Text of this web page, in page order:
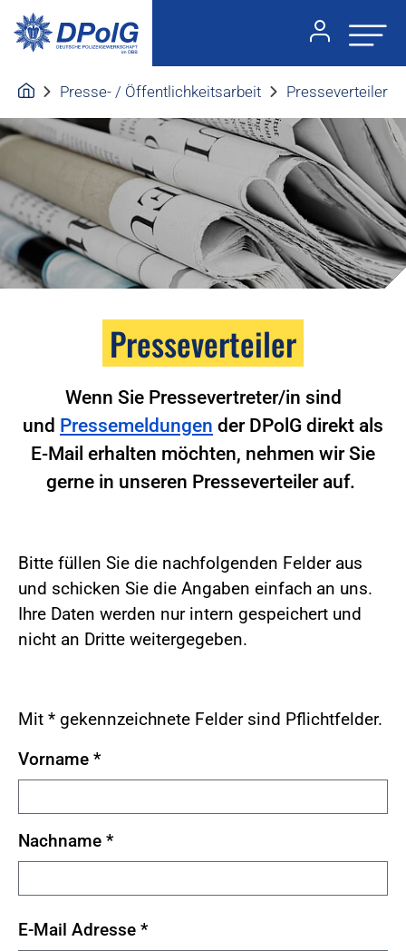
Presse- / Öffentlichkeitsarbeit Presseverteiler
Presseverteiler
Wenn Sie Pressevertreter/in sind
und Pressemeldungen der DPolG direkt als
E-Mail erhalten möchten, nehmen wir Sie
gerne in unseren Presseverteiler auf.
Bitte füllen Sie die nachfolgenden Felder aus
und schicken Sie die Angaben einfach an uns.
Ihre Daten werden nur intern gespeichert und
nicht an Dritte weitergegeben.
Mit * gekennzeichnete Felder sind Pflichtfelder.
Vorname *
Nachname *
E-Mail Adresse *